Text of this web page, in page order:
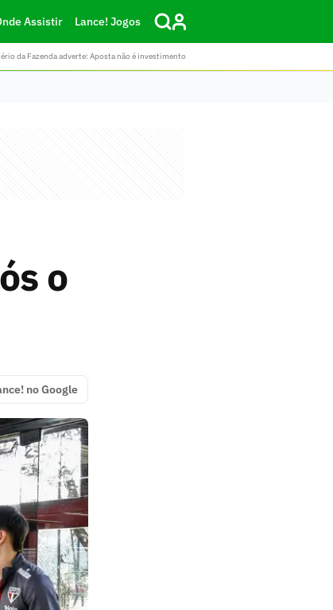
Assistir Lance! Jogos
da Fazenda adverte: Aposta não é investimento
o
no Google